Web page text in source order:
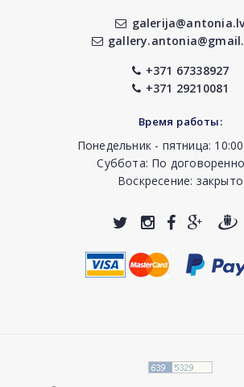
+371 67338927
+371 29210081
Время работы:
Понедельник - пятница:
Суббота: По
Воскресение: закрыто